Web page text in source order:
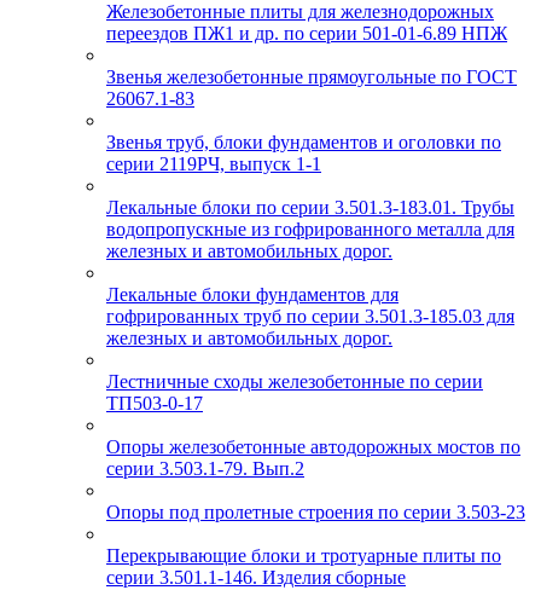
Железобетонные плиты для железнодорожных
переездов ПЖ1 и др. по серии 501-01-6.89 НПЖ
Звенья железобетонные прямоугольные по ГОСТ
26067.1-83
Звенья труб, блоки фундаментов и оголовки по
серии 2119РЧ, выпуск 1-1
Лекальные блоки по серии 3.501.3-183.01. Трубы
водопропускные из гофрированного металла для
железных и автомобильных дорог.
Лекальные блоки фундаментов для
гофрированных труб по серии 3.501.3-185.03 для
железных и автомобильных дорог.
Лестничные сходы железобетонные по серии
ТП503-0-17
Опоры железобетонные автодорожных мостов по
серии 3.503.1-79. Вып.2
Опоры под пролетные строения по серии 3.503-23
Перекрывающие блоки и тротуарные плиты по
серии 3.501.1-146. Изделия сборные